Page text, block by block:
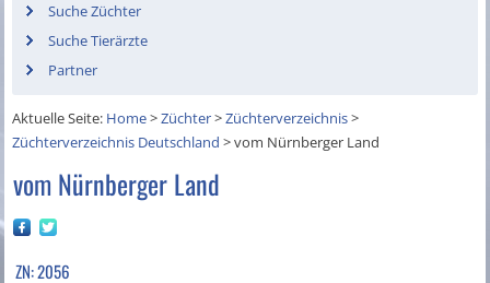
Suche Züchter
Suche Tierärzte
Partner
Aktuelle Seite: Home>Züchter>Züchterverzeichnis>
Züchterverzeichnis Deutschland >vom Nürnberger Land
vom Nürnberger Land
ZN: 2056